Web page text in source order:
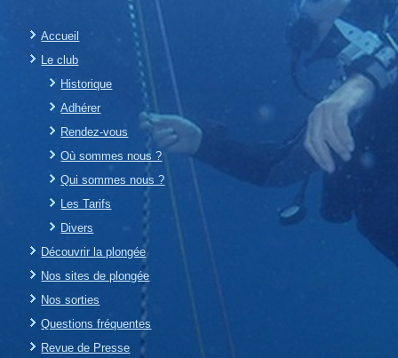
Accueil
Le club
Historique
Adhérer
Rendez-vous
Où sommes nous ?
Qui sommes nous ?
Les Tarifs
Divers
Découvrir la plongée
Nos sites de plongée
Nos sorties
Questions fréquentes
Revue de Presse